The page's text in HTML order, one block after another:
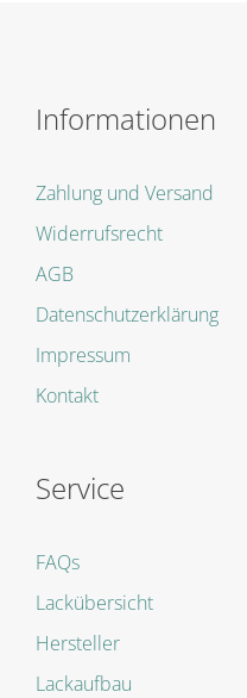
Informationen
Zahlung und Versand
Widerrufsrecht
AGB
Datenschutzerklärung
Impressum
Kontakt
Service
FAQs
Lackübersicht
Hersteller
Lackaufbau